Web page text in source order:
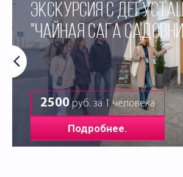
ЭКСКУРСИЯ С
"ЧАЙНАЯ САГА
2500руб. за 1 человека
Подробнее.